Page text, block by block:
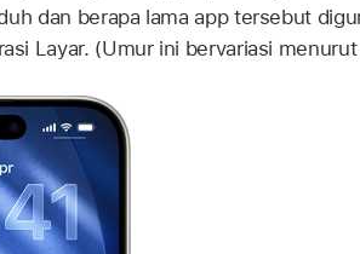
dan berapa lama app tersebut
Layar. (Umur ini bervariasi